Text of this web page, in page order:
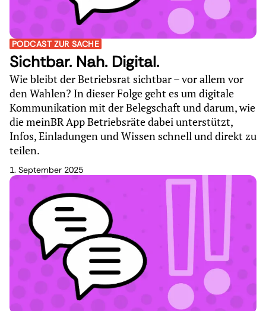
PODCAST ZUR SACHE
Sichtbar. Nah. Digital.
Wie bleibt der Betriebsrat sichtbar – vor allem vor
den Wahlen? In dieser Folge geht es um digitale
Kommunikation mit der Belegschaft und darum, wie
die meinBR App Betriebsräte dabei unterstützt,
Infos, Einladungen und Wissen schnell und direkt zu
teilen.
1. September 2025